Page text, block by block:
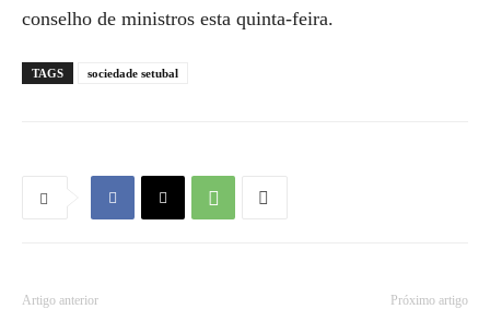
conselho de ministros esta quinta-feira.
TAGS sociedade setubal
Artigo anterior Próximo artigo